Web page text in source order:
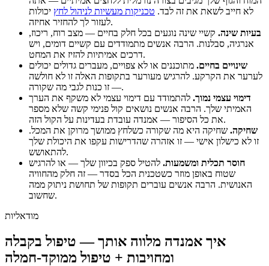
לא חייב לשאת את זה לבד. טכניקות מעשיות לניהול לחץ יכולות
לעזור לך להחזיר אחיזה.
בעיות שינה. קשיי שינה נוגעים בכל חלק בחיים — מצב רוח, ריכוז,
אנרגיה, סבלנות. הרבה אנשים מתמודדים עם קשיים דומים, ויש
דרכים אמיתיות להזיז את המחט.
שינויים בחיים. מתוכננים או לא צפויים, מעברים גדולים יכולים
לערער את הקרקע. להרגיש מעורער בתקופות האלה זו לא חולשה
— זו כנות לגבי מה שקורה.
דימוי עצמי נמוך. להתמודד עם דימוי עצמי לא משקף את הערך
האמיתי שלך. הרבה אנשים נושאים קול פנימי קשה שלא מספר
את כל הסיפור — אמנדה עובדת בעדינות על הקול הזה.
שחיקה. שחיקה היא מה שקורה כשלחץ ממושך מרוקן את המכל.
זו לא כישלון אישי — זו אזהרה שהדרישות עקפו את היכולת שלך
להתאושש.
חוסר תכלית ומשמעות. להטיל ספק בכיוון שלך — או להרגיש
שטוח באופן מוזר כשטכנית הכל בסדר — זה חלק מהחוויה
האנושית. הרבה אנשים עוברים תקופות של תחושת ניתוק ממה
שחשוב.
מודאליות
איך אמנדה מלווה אותך — טיפול בקבלה
ומחויבות + טיפול ממוקד-חמלה